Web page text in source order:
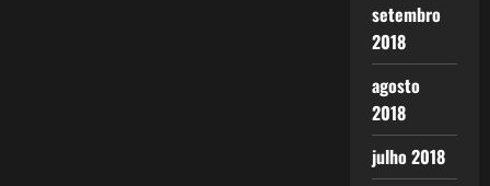
setembro
2018
agosto
2018
julho 2018